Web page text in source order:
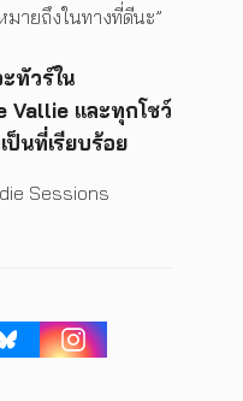
ายถึงในทางที่ดีนะ”
ทัวร์ใน
Vallie และทุกโชว์
ป็นที่เรียบร้อย
Sessions